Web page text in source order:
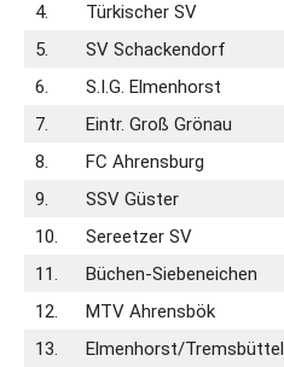
4.
Türkischer SV
5.
SV Schackendorf
6.
S.I.G. Elmenhorst
7.
Eintr. Groß Grönau
8.
FC Ahrensburg
9.
SSV Güster
10.
Sereetzer SV
11.
Büchen-Siebeneichen
12.
MTV Ahrensbök
13.
Elmenhorst/Tremsbüttel